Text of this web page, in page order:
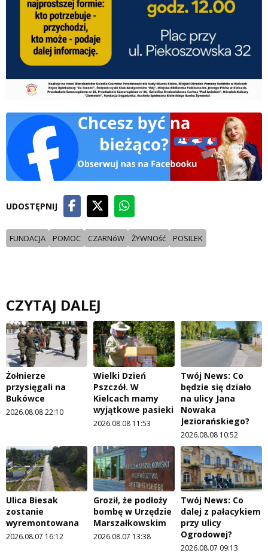
UDOSTĘPNIJ
FUNDACJA POMOC CZARNóW ŻYWNOść POSILEK
CZYTAJ DALEJ
Żołnierze
przysięgali na
Bukówce
2026.08.08 22:10
Wielki Dzień
Pszczół. W
Kielcach mamy
wyjątkowe pasieki
2026.08.08 11:53
Twój News: Co
będzie się działo
na ulicy Jana
Nowaka
Jeziorańskiego?
2026.08.08 10:52
Ulica Biesak
zostanie
wyremontowana
2026.08.07 16:12
Groził, że podłoży
bombę w Urzędzie
Marszałkowskim
2026.08.07 13:38
Twój News: Co
dalej z pałacykiem
przy ulicy
Ogrodowej?
2026.08.07 09:13